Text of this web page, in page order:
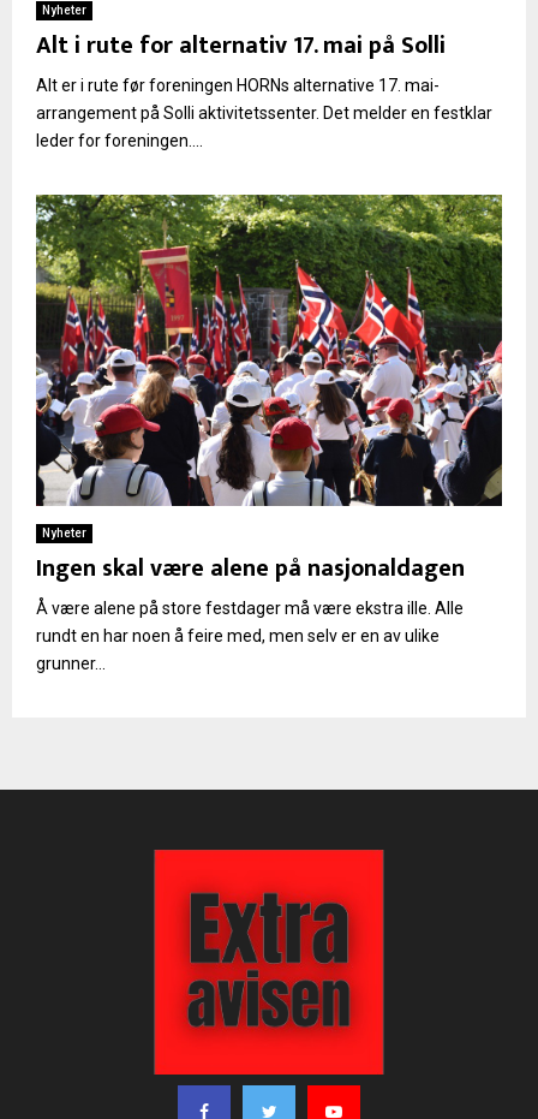
Nyheter
Alt i rute for alternativ 17. mai på Solli
Alt er i rute før foreningen HORNs alternative 17. mai-
arrangement på Solli aktivitetssenter. Det melder en festklar
leder for foreningen....
Nyheter
Ingen skal være alene på nasjonaldagen
Å være alene på store festdager må være ekstra ille. Alle
rundt en har noen å feire med, men selv er en av ulike
grunner...